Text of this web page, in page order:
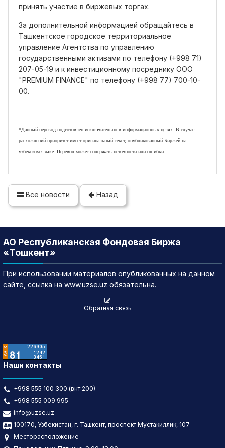
принять участие в биржевых торгах.
За дополнительной информацией обращайтесь в
Ташкентское городское территориальное
управление Агентства по управлению
государственными активами по телефону (+998 71)
207-05-19 и к инвестиционному посреднику ООО
"PREMIUM FINANCE" по телефону (+998 77) 700-10-
00.
*Данный перевод подготовлен исключительно в информационных целях. В случае
расхождений приоритет имеет оригинальный текст, опубликованный Биржей на
узбекском языке. Перевод может содержать неточности или ошибки
Все новости Назад
АО Республиканская Фондовая Биржа
«Тошкент»
При использовании материалов опубликованных на данном
сайте, ссылка на www.uzse.uz обязательна.
Обратная связь
Наши контакты
+998 555 100 300 (внт:200)
+998 555 009 995
info@uzse.uz
100170, Узбекистан, г. Ташкент, проспект Мустакиллик, 107
Месторасположение